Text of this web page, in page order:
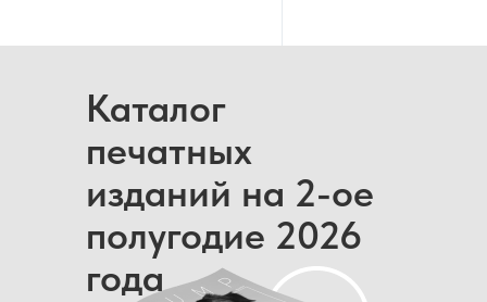
Каталог
печатных
изданий на 2-ое
полугодие 2026
года